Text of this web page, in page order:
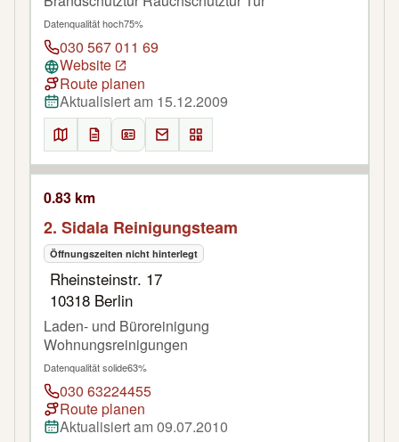
Datenqualität hoch75%
030 567 011 69
Website
Route planen
Aktualisiert am 15.12.2009
0.83 km
2. Sidala Reinigungsteam
Öffnungszeiten nicht hinterlegt
Rheinsteinstr. 17
10318 Berlin
Laden- und Büroreinigung
Wohnungsreinigungen
Datenqualität solide63%
030 63224455
Route planen
Aktualisiert am 09.07.2010